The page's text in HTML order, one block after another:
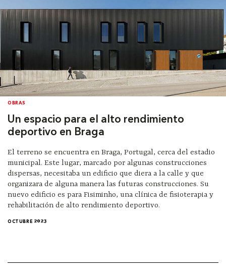
OBRAS
Un espacio para el alto rendimiento
deportivo en Braga
El terreno se encuentra en Braga, Portugal, cerca del estadio
municipal. Este lugar, marcado por algunas construcciones
dispersas, necesitaba un edificio que diera a la calle y que
organizara de alguna manera las futuras construcciones. Su
nuevo edificio es para Fisiminho, una clínica de fisioterapia y
rehabilitación de alto rendimiento deportivo.
OCTUBRE 2023